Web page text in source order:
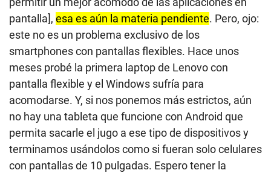
pantalla], esa es aún la materia pendiente. Pero, ojo:
este no es un problema exclusivo de los
smartphones con pantallas flexibles. Hace unos
meses probé la primera laptop de Lenovo con
pantalla flexible y el Windows sufría para
acomodarse. Y, si nos ponemos más estrictos, aún
no hay una tableta que funcione con Android que
permita sacarle el jugo a ese tipo de dispositivos y
terminamos usándolos como si fueran solo celulares
con pantallas de 10 pulgadas. Espero tener la